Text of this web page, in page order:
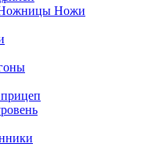
Ножи